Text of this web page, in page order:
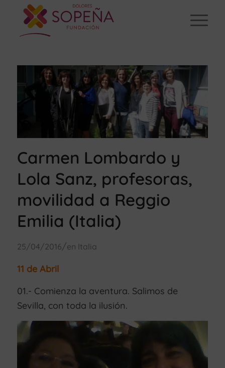
Carmen Lombardo y
Lola Sanz, profesoras,
movilidad a Reggio
Emilia (Italia)
25/04/2016/en Italia
11 de Abril
01.- Comienza la aventura. Salimos de
Sevilla, con toda la ilusión.